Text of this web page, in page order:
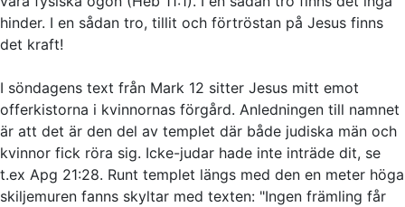
hinder. I en sådan tro, tillit och förtröstan på Jesus finns
det kraft!
I söndagens text från Mark 12 sitter Jesus mitt emot
offerkistorna i kvinnornas förgård. Anledningen till namnet
är att det är den del av templet där både judiska män och
kvinnor fick röra sig. Icke-judar hade inte inträde dit, se
t.ex Apg 21:28. Runt templet längs med den en meter höga
skiljemuren fanns skyltar med texten: "Ingen främling får